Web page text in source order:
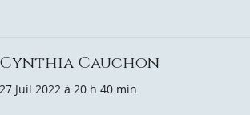
Cynthia Cauchon
27 Juil 2022 à 20 h 40 min